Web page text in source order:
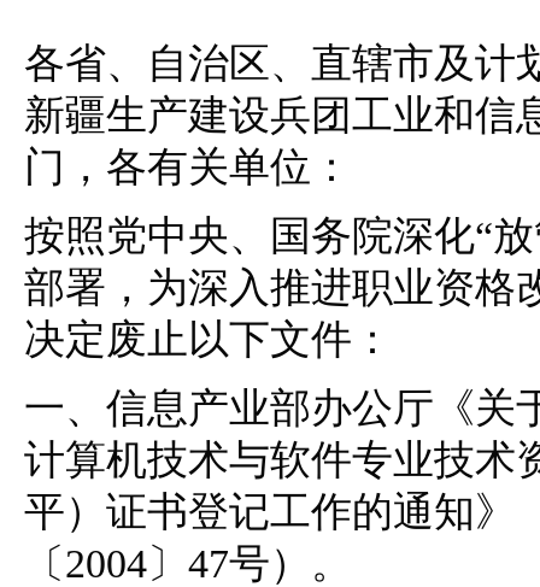
各省、自治区、直辖市及计
新疆生产建设兵团工业和信
门，各有关单位：
按照党中央、国务院深化“
部署，为深入推进职业资格
决定废止以下文件：
一、信息产业部办公厅《关
计算机技术与软件专业技术
平）证书登记工作的通知》
〔2004〕47号）。